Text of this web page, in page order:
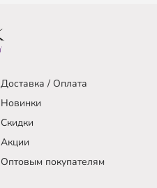
Доставка / Оплата
Новинки
Скидки
Акции
Оптовым покупателям